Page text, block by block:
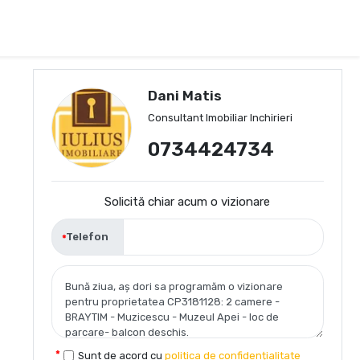
Dani Matis
Consultant Imobiliar Inchirieri
0734424734
Solicită chiar acum o vizionare
Telefon
Sunt de acord cu politica de confidențialitate